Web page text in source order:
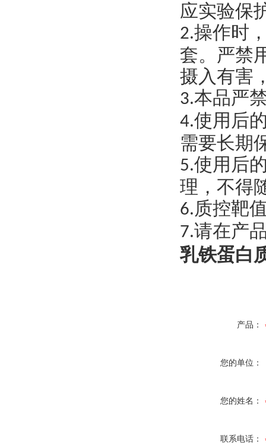
应实验保
2.操作时
套。严禁
摄入有害
3.本品严
4.使用后
需要长期
5.使用后
理，不得
6.质控靶
7.请在产
乳铁蛋白
产品：
您的单位：
您的姓名：
联系电话：